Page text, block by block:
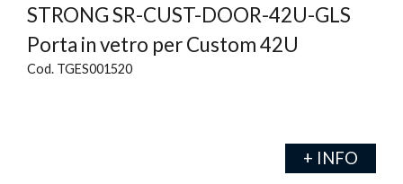
STRONG SR-CUST-DOOR-42U-GLS
Porta in vetro per Custom 42U
Cod. TGES001520
+ INFO